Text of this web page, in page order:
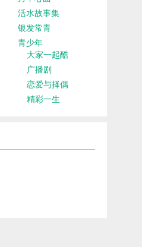
活水故事集
银发常青
青少年
大家一起酷
广播剧
恋爱与择偶
精彩一生